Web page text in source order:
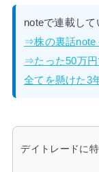
noteで連載して
⇒株の裏話note
⇒たった50万円
全てを懸けた3
デイトレードに